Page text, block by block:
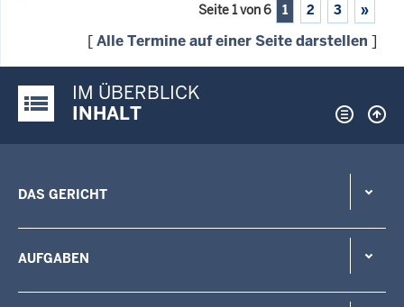
Seite 1 von 6 1 2 3 »
[Alle Termine auf einer Seite darstellen ]
Justiz-Portal im Überblick:
IM ÜBERBLICK
INHALT
DAS GERICHT
AUFGABEN